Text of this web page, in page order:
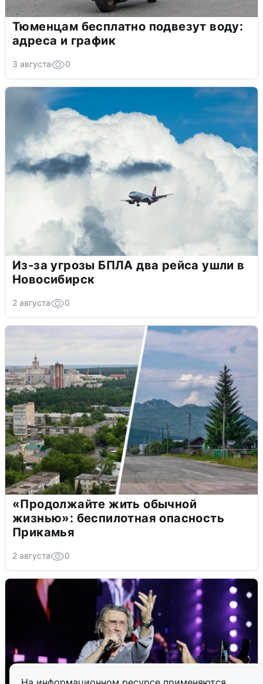
Тюменцам бесплатно подвезут воду:
адреса и график
3 августа 0
Из-за угрозы БПЛА два рейса ушли в
Новосибирск
2 августа 0
«Продолжайте жить обычной
жизнью»: беспилотная опасность
Прикамья
2 августа 0